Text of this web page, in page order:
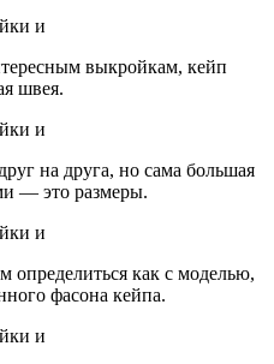
выкройкам, кейп
швея.
на друга, но сама большая
— это размеры.
определиться как с моделью,
фасона кейпа.